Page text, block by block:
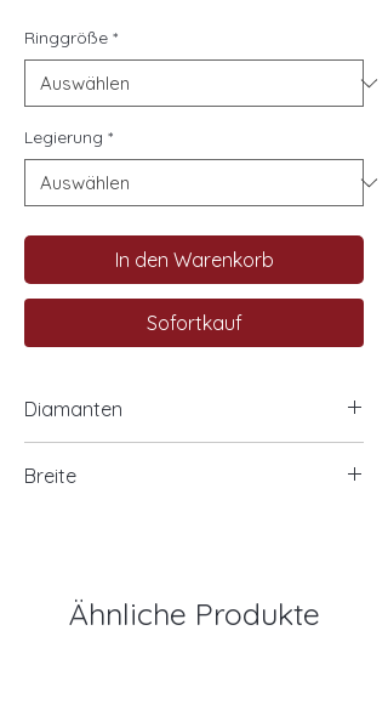
Ringgröße *
Legierung *
In den Warenkorb
Sofortkauf
Diamanten
2 Princess zusammen 0,30 ct. SI-TW
Breite
Ähnliche Produkte